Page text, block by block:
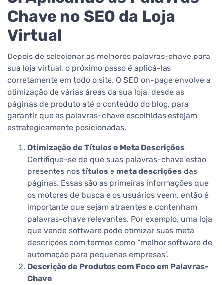
Chave no SEO da Loja
Virtual
Depois de selecionar as melhores palavras-chave para
sua loja virtual, o próximo passo é aplicá-las
corretamente em todo o site. O SEO on-page envolve a
otimização de várias áreas da sua loja, desde as
páginas de produto até o conteúdo do blog, para
garantir que as palavras-chave escolhidas estejam
estrategicamente posicionadas.
Otimização de Títulos e Meta Descrições
Certifique-se de que suas palavras-chave estão
presentes nos títulos e meta descrições das
páginas. Essas são as primeiras informações que
os motores de busca e os usuários veem, então é
importante que sejam atraentes e contenham
palavras-chave relevantes. Por exemplo, uma loja
que vende software pode otimizar suas meta
descrições com termos como “melhor software de
automação para pequenas empresas”.
Descrição de Produtos com Foco em Palavras-
Chave